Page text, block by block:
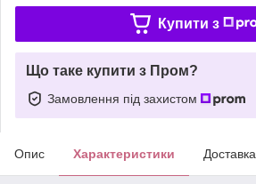
Купити з
Що таке купити з Пром?
Замовлення під захистом
Опис Характеристики Доставка